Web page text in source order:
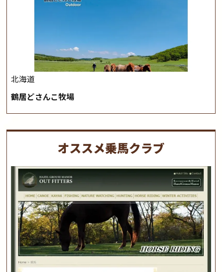
北海道
鶴居どさんこ牧場
オススメ乗馬クラブ